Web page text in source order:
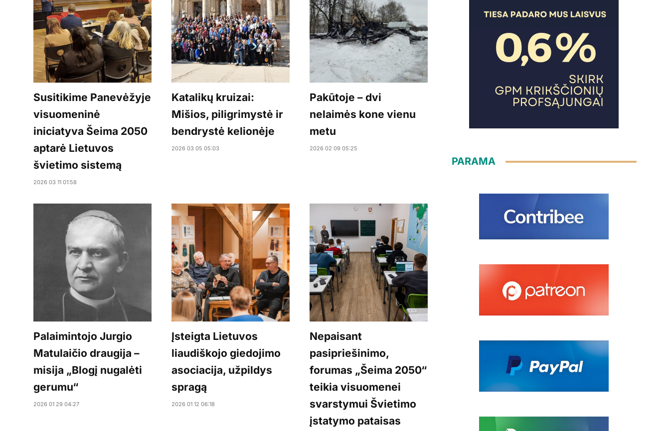
Susitikime Panevėžyje
visuomeninė
iniciatyva Šeima 2050
aptarė Lietuvos
švietimo sistemą
2026 03 11 01:58
Katalikų kruizai:
Mišios, piligrimystė ir
bendrystė kelionėje
2026 03 05 05:03
Pakūtoje – dvi
nelaimės kone vienu
metu
2026 02 09 05:25
Palaimintojo Jurgio
Matulaičio draugija –
misija „Blogį nugalėti
gerumu“
2026 01 29 04:27
Įsteigta Lietuvos
liaudiškojo giedojimo
asociacija, užpildys
spragą
2026 01 12 06:18
Nepaisant
pasipriešinimo,
forumas „Šeima 2050“
teikia visuomenei
svarstymui Švietimo
įstatymo pataisas
PARAMA